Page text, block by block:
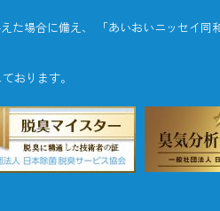
た場合に備え、 「あいおいニッセイ
おります。